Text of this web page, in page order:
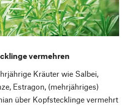
vermehren
Kräuter wie Salbei,
Estragon, (mehrjähriges)
über Kopfstecklinge vermehrt